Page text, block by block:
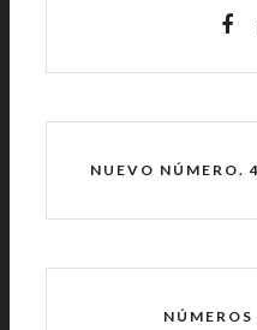
NUEVO NÚMERO.